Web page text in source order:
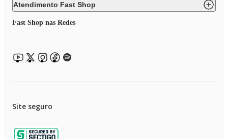
Atendimento Fast Shop
Fast Shop nas Redes
Site seguro